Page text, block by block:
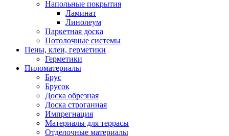
Напольные покрытия
Ламинат
Линолеум
Паркетная доска
Потолочные системы
Пены, клеи, герметики
Герметики
Пиломатериалы
Брус
Брусок
Доска обрезная
Доска строганная
Импрегнация
Материалы для террасы
Отделочные материалы